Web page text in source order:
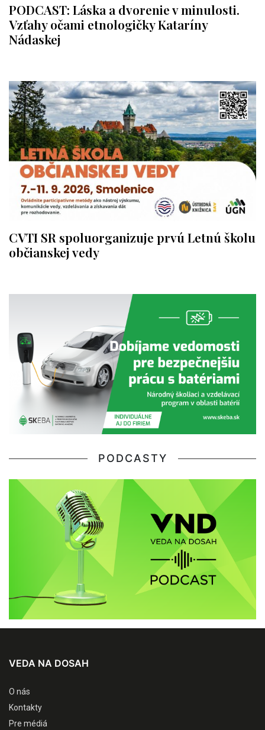
PODCAST: Láska a dvorenie v minulosti.
Vzťahy očami etnologičky Kataríny
Nádaskej
CVTI SR spoluorganizuje prvú Letnú školu
občianskej vedy
PODCASTY
VEDA NA DOSAH
O nás
Kontakty
Pre médiá